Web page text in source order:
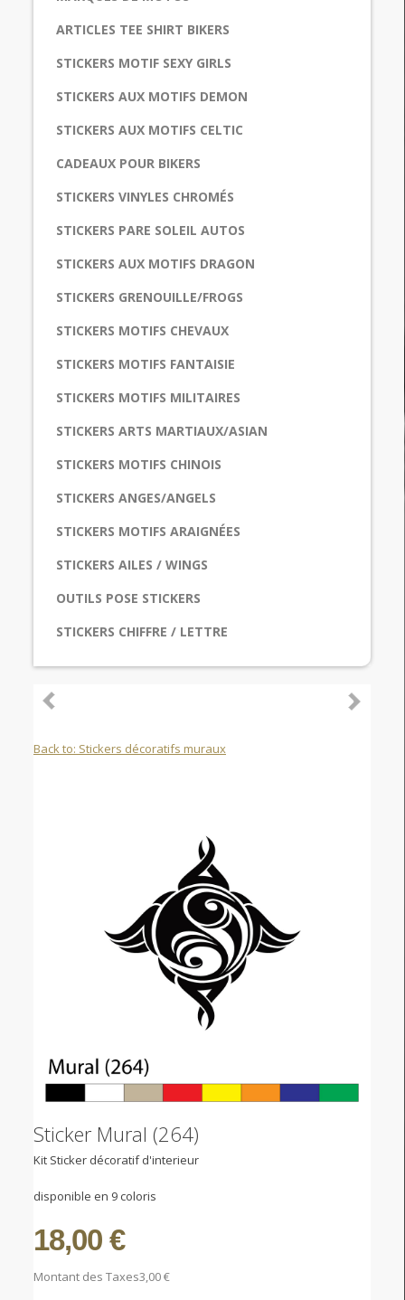
ARTICLES TEE SHIRT BIKERS
STICKERS MOTIF SEXY GIRLS
STICKERS AUX MOTIFS DEMON
STICKERS AUX MOTIFS CELTIC
CADEAUX POUR BIKERS
STICKERS VINYLES CHROMÉS
STICKERS PARE SOLEIL AUTOS
STICKERS AUX MOTIFS DRAGON
STICKERS GRENOUILLE/FROGS
STICKERS MOTIFS CHEVAUX
STICKERS MOTIFS FANTAISIE
STICKERS MOTIFS MILITAIRES
STICKERS ARTS MARTIAUX/ASIAN
STICKERS MOTIFS CHINOIS
STICKERS ANGES/ANGELS
STICKERS MOTIFS ARAIGNÉES
STICKERS AILES / WINGS
OUTILS POSE STICKERS
STICKERS CHIFFRE / LETTRE
Back to: Stickers décoratifs muraux
Sticker Mural (264)
Kit Sticker décoratif d'interieur
disponible en 9 coloris
18,00 €
Montant des Taxes3,00 €